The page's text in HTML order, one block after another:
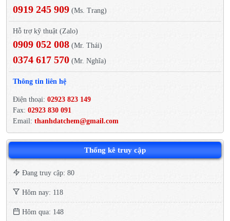
0919 245 909 (Ms. Trang)
Hỗ trợ kỹ thuật (Zalo)
0909 052 008 (Mr. Thái)
0374 617 570 (Mr. Nghĩa)
Thông tin liên hệ
Điện thoại: 02923 823 149
Fax: 02923 830 091
Email: thanhdatchem@gmail.com
Thống kê truy cập
Đang truy cập: 80
Hôm nay: 118
Hôm qua: 148